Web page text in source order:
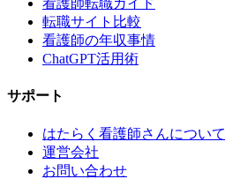
看護師転職ガイド
転職サイト比較
看護師の年収事情
ChatGPT活用術
サポート
はたらく看護師さんについて
運営会社
お問い合わせ